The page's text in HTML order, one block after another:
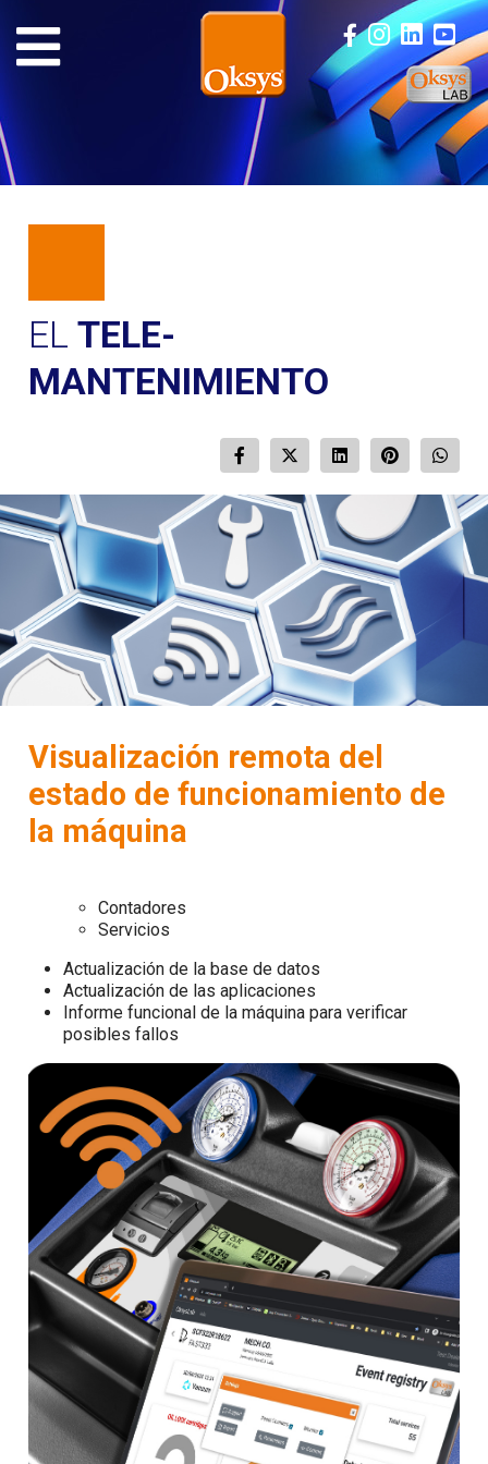
ELTELE-
MANTENIMIENTO
Visualización remota del
estado de funcionamiento de
la máquina
Contadores
Servicios
Actualización de la base de datos
Actualización de las aplicaciones
Informe funcional de la máquina para verificar
posibles fallos